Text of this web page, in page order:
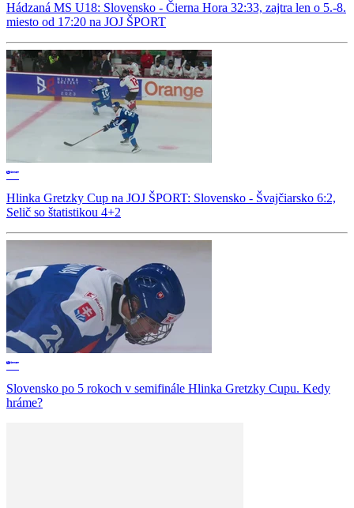
Hádzaná MS U18: Slovensko - Čierna Hora 32:33, zajtra len o 5.-8.
miesto od 17:20 na JOJ ŠPORT
Hlinka Gretzky Cup na JOJ ŠPORT: Slovensko - Švajčiarsko 6:2,
Selič so štatistikou 4+2
Slovensko po 5 rokoch v semifinále Hlinka Gretzky Cupu. Kedy
hráme?